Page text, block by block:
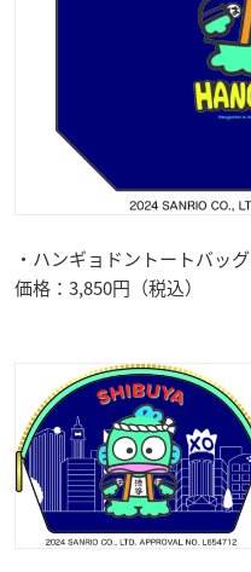
・ハンギョドントートバッグ
価格：3,850円（税込）